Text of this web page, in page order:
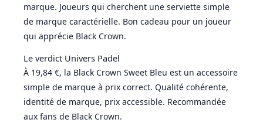
marque. Joueurs qui cherchent une serviette simple
de marque caractérielle. Bon cadeau pour un joueur
qui apprécie Black Crown.
Le verdict Univers Padel
À 19,84 €, la Black Crown Sweet Bleu est un accessoire
simple de marque à prix correct. Qualité cohérente,
identité de marque, prix accessible. Recommandée
aux fans de Black Crown.